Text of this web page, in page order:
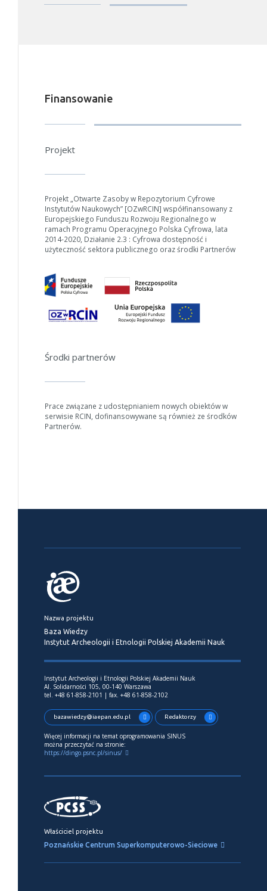
Finansowanie
Projekt
Projekt „Otwarte Zasoby w Repozytorium Cyfrowe
Instytutów Naukowych” [OZwRCIN] współfinansowany z
Europejskiego Funduszu Rozwoju Regionalnego w
ramach Programu Operacyjnego Polska Cyfrowa, lata
2014-2020, Działanie 2.3 : Cyfrowa dostępność i
użyteczność sektora publicznego oraz środki Partnerów
Środki partnerów
Prace związane z udostępnianiem nowych obiektów w
serwisie RCIN, dofinansowywane są również ze środków
Partnerów.
Nazwa projektu
Baza Wiedzy
Instytut Archeologii i Etnologii Polskiej Akademii Nauk
Instytut Archeologii i Etnologii Polskiej Akademii Nauk
Al. Solidarności 105, 00-140 Warszawa
tel. +48 61-858-2101 | fax. +48 61-858-2102
bazawiedzy@iaepan.edu.pl Redaktorzy
Więcej informacji na temat oprogramowania SINUS
można przeczytać na stronie:
https://dingo.psnc.pl/sinus/
Właściciel projektu
Poznańskie Centrum Superkomputerowo-Sieciowe